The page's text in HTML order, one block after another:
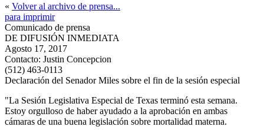
« Volver al archivo de prensa...
para imprimir
Comunicado de prensa
DE DIFUSIÓN INMEDIATA
Agosto 17, 2017
Contacto: Justin Concepcion
(512) 463-0113
Declaración del Senador Miles sobre el fin de la sesión especial
"La Sesión Legislativa Especial de Texas terminó esta semana.
Estoy orgulloso de haber ayudado a la aprobación en ambas
cámaras de una buena legislación sobre mortalidad materna.